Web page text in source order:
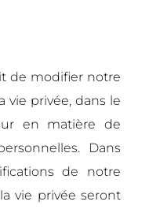
de modifier notre
privée, dans le
en matière de
Dans
de notre
vie privée seront